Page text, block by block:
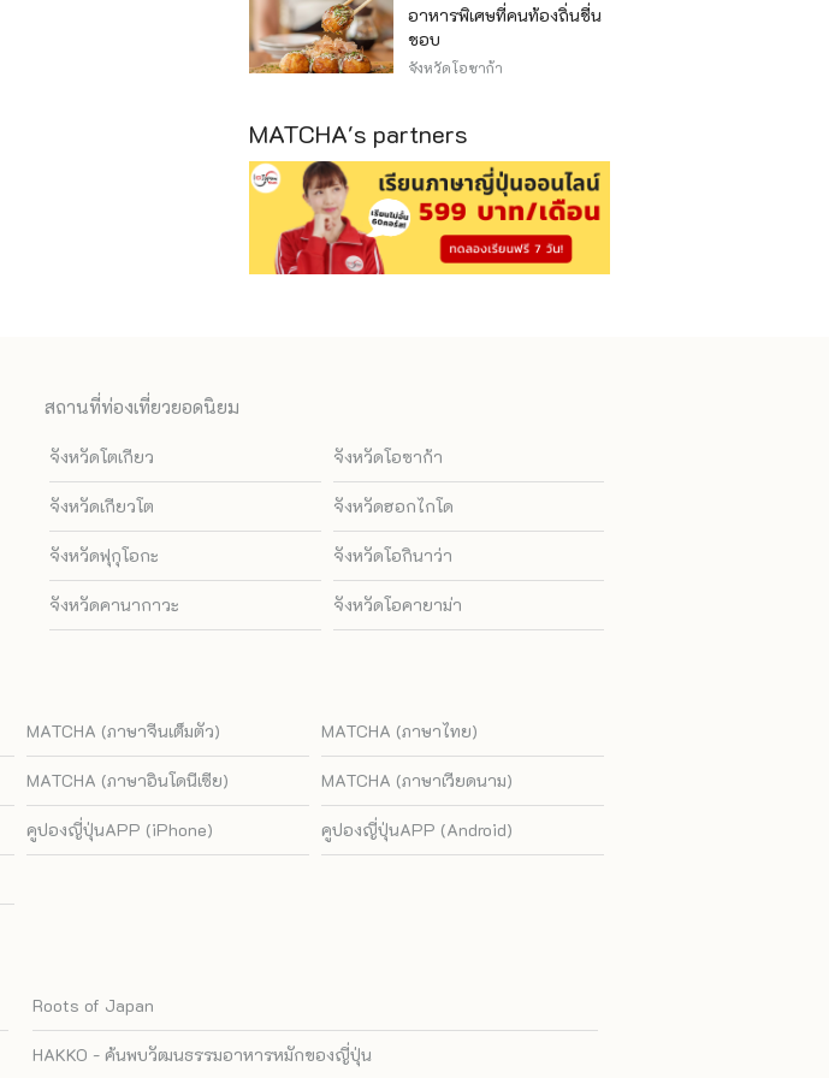
อาหารพิเศษที่คนท้องถิ่นชื่น
ชอบ
จังหวัดโอซาก้า
MATCHA's partners
สถานที่ท่องเที่ยวยอดนิยม
จังหวัดโตเกียว จังหวัดโอซาก้า
จังหวัดเกียวโต จังหวัดฮอกไกโด
จังหวัดฟุกุโอกะ จังหวัดโอกินาว่า
จังหวัดคานากาวะ จังหวัดโอคายาม่า
MATCHA (ภาษาจีนเต็มตัว) MATCHA (ภาษาไทย)
MATCHA (ภาษาอินโดนีเซีย) MATCHA (ภาษาเวียดนาม)
คูปองญี่ปุ่นAPP (iPhone) คูปองญี่ปุ่นAPP (Android)
Roots of Japan
HAKKO - ค้นพบวัฒนธรรมอาหารหมักของญี่ปุ่น